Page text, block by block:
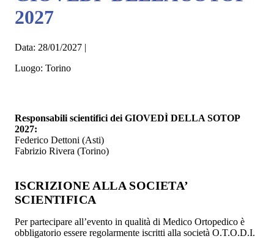
2027
Data: 28/01/2027 |
Luogo: Torino
Responsabili scientifici dei GIOVEDÌ DELLA SOTOP
2027:
Federico Dettoni (Asti)
Fabrizio Rivera (Torino)
ISCRIZIONE ALLA SOCIETA’
SCIENTIFICA
Per partecipare all’evento in qualità di Medico Ortopedico è
obbligatorio essere regolarmente iscritti alla società O.T.O.D.I.